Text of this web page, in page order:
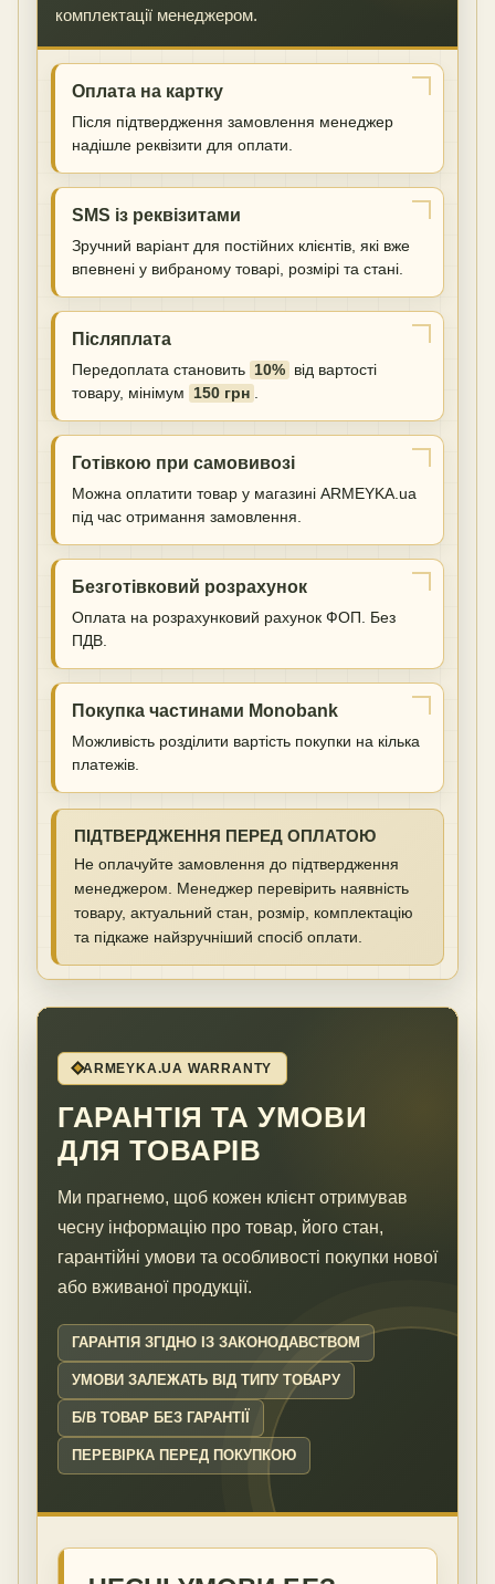
комплектації менеджером.
Оплата на картку
Після підтвердження замовлення менеджер
надішле реквізити для оплати.
SMS із реквізитами
Зручний варіант для постійних клієнтів, які вже
впевнені у вибраному товарі, розмірі та стані.
Післяплата
Передоплата становить 10% від вартості
товару, мінімум
150 грн
Готівкою при самовивозі
Можна оплатити товар у магазині ARMEYKA.ua
під час отримання замовлення.
Безготівковий розрахунок
Оплата на розрахунковий рахунок ФОП. Без
ПДВ.
Покупка частинами Monobank
Можливість розділити вартість покупки на кілька
платежів.
ПІДТВЕРДЖЕННЯ ПЕРЕД ОПЛАТОЮ
Не оплачуйте замовлення до підтвердження
менеджером. Менеджер перевірить наявність
товару, актуальний стан, розмір, комплектацію
та підкаже найзручніший спосіб оплати.
ARMEYKA.UA WARRANTY
ГАРАНТІЯ ТА УМОВИ
ДЛЯ ТОВАРІВ
Ми прагнемо, щоб кожен клієнт отримував
чесну інформацію про товар, його стан,
гарантійні умови та особливості покупки нової
або вживаної продукції.
ГАРАНТІЯ ЗГІДНО ІЗ ЗАКОНОДАВСТВОМ
УМОВИ ЗАЛЕЖАТЬ ВІД ТИПУ ТОВАРУ
Б/В ТОВАР БЕЗ ГАРАНТІЇ
ПЕРЕВІРКА ПЕРЕД ПОКУПКОЮ